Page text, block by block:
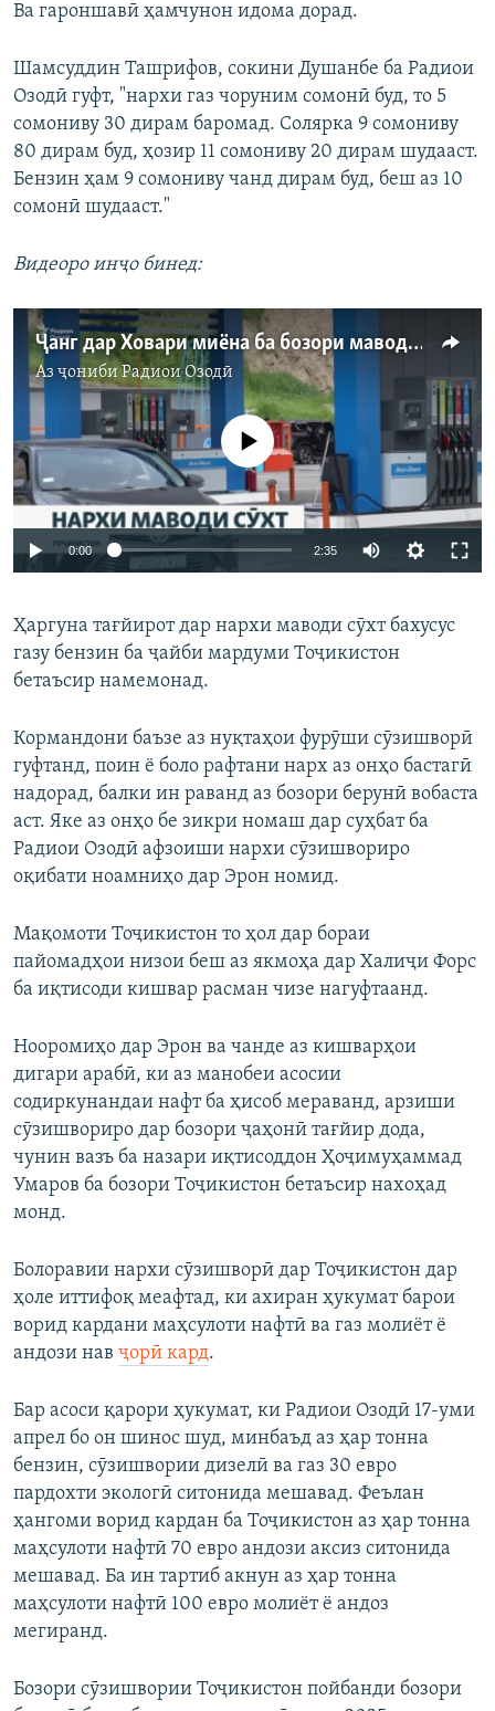
Ва гароншавӣ ҳамчунон идома дорад.
Шамсуддин Ташрифов, сокини Душанбе ба Радиои
Озодӣ гуфт, "нархи газ чоруним сомонӣ буд, то 5
сомониву 30 дирам баромад. Солярка 9 сомониву
80 дирам буд, ҳозир 11 сомониву 20 дирам шудааст.
Бензин ҳам 9 сомониву чанд дирам буд, беш аз 10
сомонӣ шудааст."
Видеоро инҷо бинед:
Ҷанг дар Ховари миёна ба бозори маводи сӯхти Тоҷикистон ҳам таъсир кардааст
Аз ҷонибиРадиои Озодӣ
Auto 240p 360p 480p
Феълан кор намекунад
0:00 2:35
360p
480p
1080p
Ҳаргуна тағйирот дар нархи маводи сӯхт бахусус
газу бензин ба ҷайби мардуми Тоҷикистон
бетаъсир намемонад.
Кормандони баъзе аз нуқтаҳои фурӯши сӯзишворӣ
гуфтанд, поин ё боло рафтани нарх аз онҳо бастагӣ
надорад, балки ин раванд аз бозори берунӣ вобаста
аст. Яке аз онҳо бе зикри номаш дар суҳбат ба
Радиои Озодӣ афзоиши нархи сӯзишвориро
оқибати ноамниҳо дар Эрон номид.
Мақомоти Тоҷикистон то ҳол дар бораи
пайомадҳои низои беш аз якмоҳа дар Халиҷи Форс
ба иқтисоди кишвар расман чизе нагуфтаанд.
Нооромиҳо дар Эрон ва чанде аз кишварҳои
дигари арабӣ, ки аз манобеи асосии
содиркунандаи нафт ба ҳисоб мераванд, арзиши
сӯзишвориро дар бозори ҷаҳонӣ тағйир дода,
чунин вазъ ба назари иқтисоддон Ҳоҷимуҳаммад
Умаров ба бозори Тоҷикистон бетаъсир нахоҳад
монд.
Болоравии нархи сӯзишворӣ дар Тоҷикистон дар
ҳоле иттифоқ меафтад, ки ахиран ҳукумат барои
ворид кардани маҳсулоти нафтӣ ва газ молиёт ё
андози нав ҷорӣ кард.
Бар асоси қарори ҳукумат, ки Радиои Озодӣ 17-уми
апрел бо он шинос шуд, минбаъд аз ҳар тонна
бензин, сӯзишвории дизелӣ ва газ 30 евро
пардохти экологӣ ситонида мешавад. Феълан
ҳангоми ворид кардан ба Тоҷикистон аз ҳар тонна
маҳсулоти нафтӣ 70 евро андози аксиз ситонида
мешавад. Ба ин тартиб акнун аз ҳар тонна
маҳсулоти нафтӣ 100 евро молиёт ё андоз
мегиранд.
Бозори сӯзишвории Тоҷикистон пойбанди бозори